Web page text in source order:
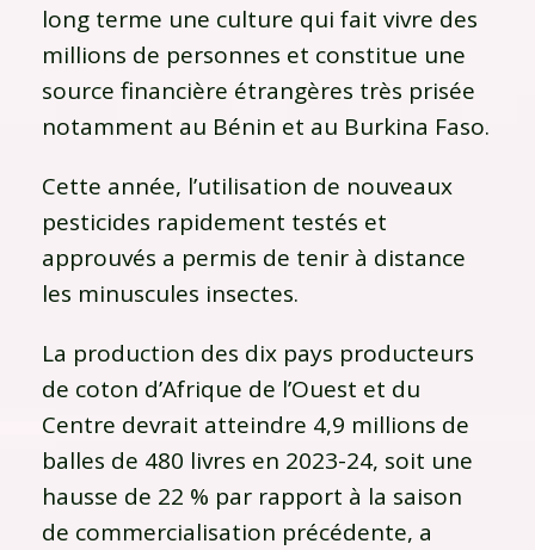
long terme une culture qui fait vivre des
millions de personnes et constitue une
source financière étrangères très prisée
notamment au Bénin et au Burkina Faso.
Cette année, l’utilisation de nouveaux
pesticides rapidement testés et
approuvés a permis de tenir à distance
les minuscules insectes.
La production des dix pays producteurs
de coton d’Afrique de l’Ouest et du
Centre devrait atteindre 4,9 millions de
balles de 480 livres en 2023-24, soit une
hausse de 22 % par rapport à la saison
de commercialisation précédente, a